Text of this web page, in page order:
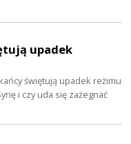
upadek
świętują upadek reżimu
i czy uda się zażegnać